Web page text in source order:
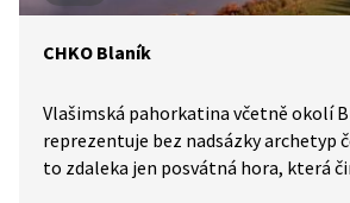
CHKO Blaník
Vlašimská pahorkatina včetně okolí
reprezentuje bez nadsázky archetyp
to zdaleka jen posvátná hora, která